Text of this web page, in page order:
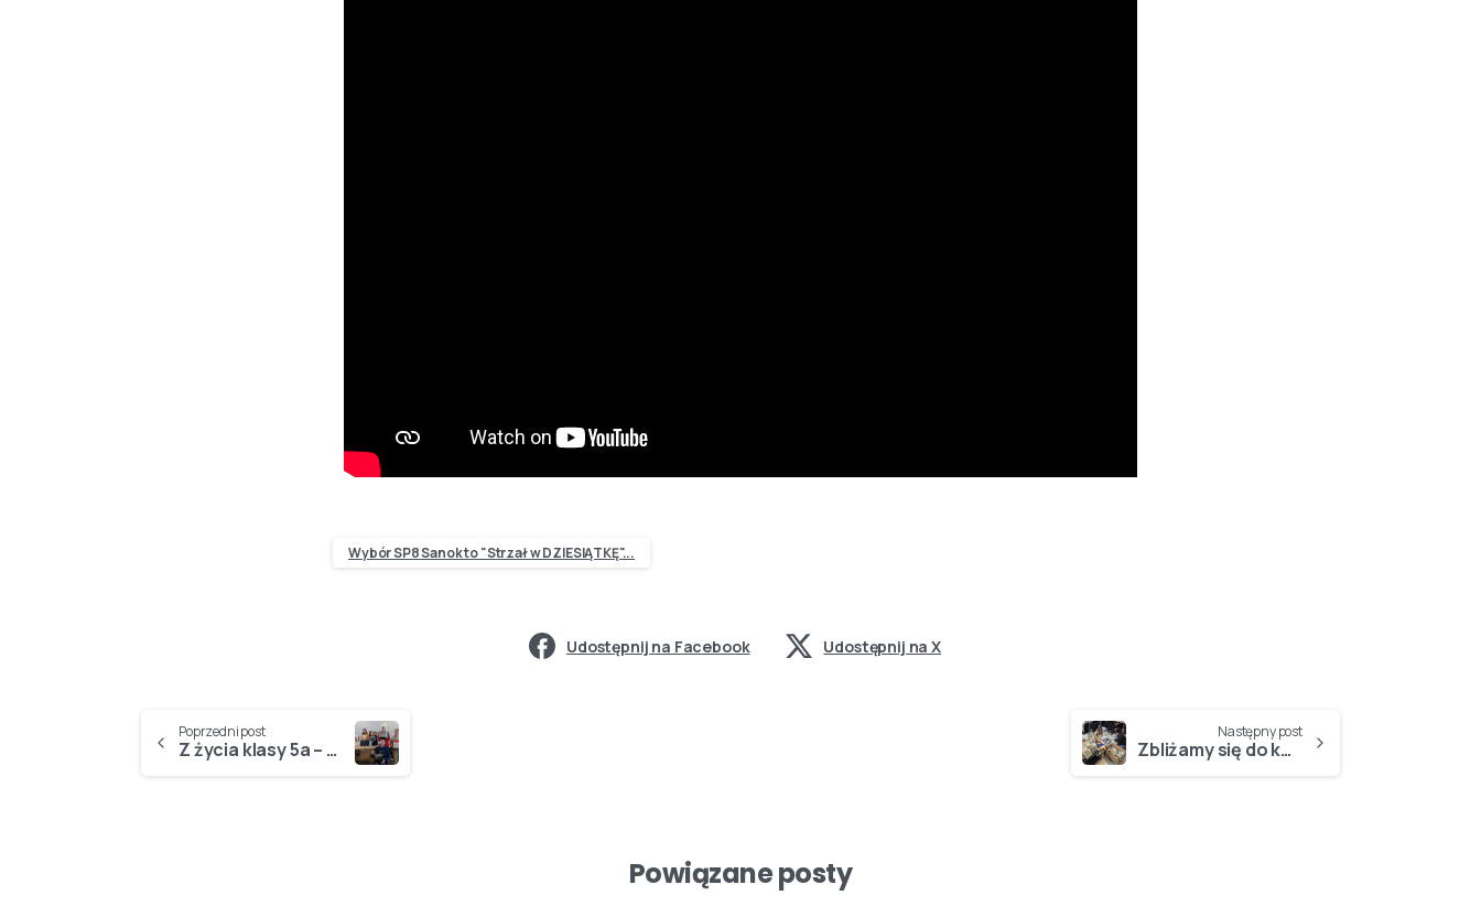
Wybór SP8 Sanok to "Strzał w DZIESIĄTKĘ"...
Udostępnij na Facebook Udostępnij na X
Poprzedni post
Z życia klasy 5a – „Primna Aprillis”, czyli Dzień bez Plecaków w naszej klasie…
Następny post
Zbliżamy się do końca Akcji Wielkanocny Zajączek…
Powiązane posty